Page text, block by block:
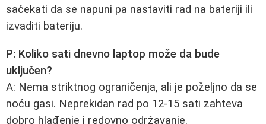
sačekati da se napuni pa nastaviti rad na bateriji ili
izvaditi bateriju.
P: Koliko sati dnevno laptop može da bude
uključen?
A: Nema striktnog ograničenja, ali je poželjno da se
noću gasi. Neprekidan rad po 12‑15 sati zahteva
dobro hlađenje i redovno održavanje.